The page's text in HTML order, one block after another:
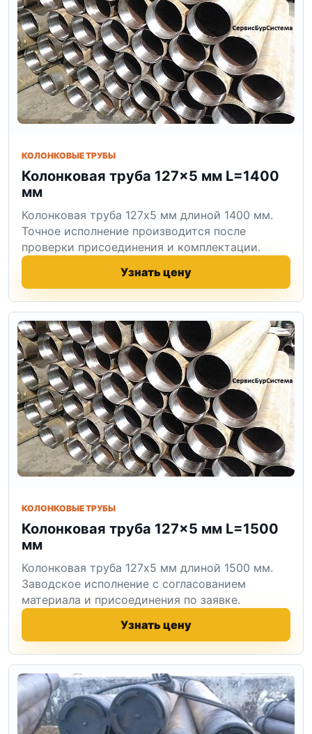
КОЛОНКОВЫЕ ТРУБЫ
Колонковая труба 127×5 мм L=1400
мм
Колонковая труба 127x5 мм длиной 1400 мм.
Точное исполнение производится после
проверки присоединения и комплектации.
Узнать цену
КОЛОНКОВЫЕ ТРУБЫ
Колонковая труба 127×5 мм L=1500
мм
Колонковая труба 127x5 мм длиной 1500 мм.
Заводское исполнение с согласованием
материала и присоединения по заявке.
Узнать цену